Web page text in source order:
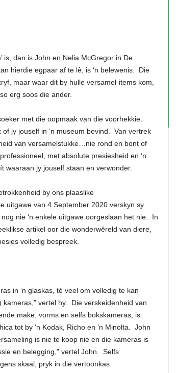
is, dan is John en Nelia McGregor in De
hierdie egpaar af te lê, is ‘n belewenis. Die
maar waar dit by hulle versamel-items kom,
erg soos die ander.
met die oopmaak van die voorhekkie.
jy jouself in ‘n museum bevind. Van vertrek
van versamelstukke…nie rond en bont of
met absolute presiesheid en ‘n
waaraan jy jouself staan en verwonder.
by ons plaaslike
uitgawe van 4 September 2020 verskyn sy
nie ‘n enkele uitgawe oorgeslaan het nie. In
artikel oor die wonderwêreld van diere,
volledig bespreek.
in ‘n glaskas, té veel om volledig te kan
vertel hy. Die verskeidenheid van
make, vorms en selfs bokskameras, is
tot by ‘n Kodak, Richo en ‘n Minolta. John
is nie te koop nie en die kameras is
en belegging,” vertel John. Selfs
skaal, pryk in die vertoonkas.